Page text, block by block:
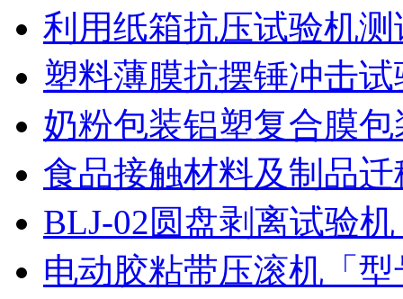
利用纸箱抗压试验机
塑料薄膜抗摆锤冲击
奶粉包装铝塑复合膜
食品接触材料及制品
BLJ-02圆盘剥离试验
电动胶粘带压滚机「